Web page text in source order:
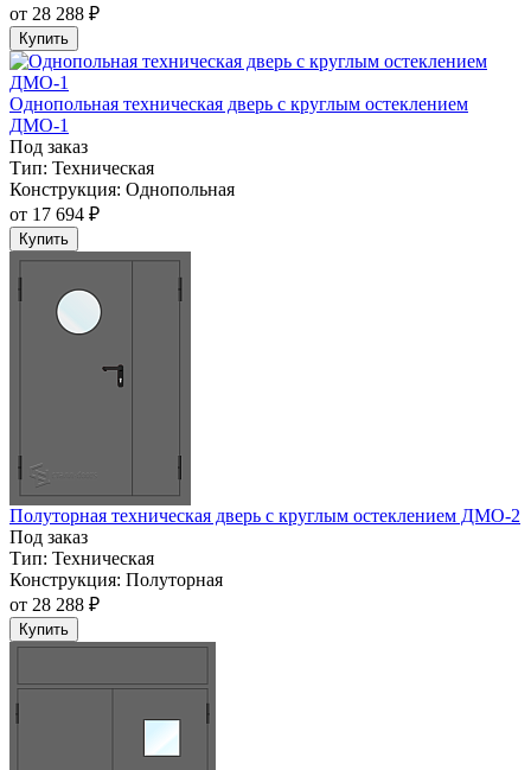
от 28 288 ₽
Купить
Однопольная техническая дверь с круглым остеклением
ДМО-1
Под заказ
Тип: Техническая
Конструкция: Однопольная
от 17 694 ₽
Купить
Полуторная техническая дверь с круглым остеклением ДМО-2
Под заказ
Тип: Техническая
Конструкция: Полуторная
от 28 288 ₽
Купить